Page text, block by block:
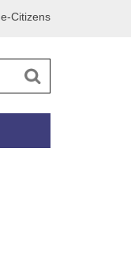
e-Citizens